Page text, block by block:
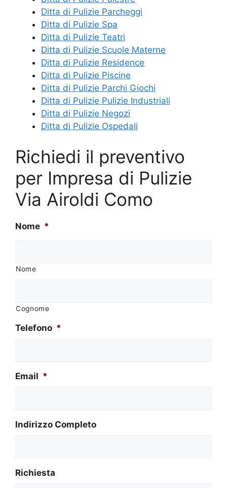
Ditta di Pulizie Parcheggi
Ditta di Pulizie Spa
Ditta di Pulizie Teatri
Ditta di Pulizie Scuole Materne
Ditta di Pulizie Residence
Ditta di Pulizie Piscine
Ditta di Pulizie Parchi Giochi
Ditta di Pulizie Pulizie Industriali
Ditta di Pulizie Negozi
Ditta di Pulizie Ospedali
Richiedi il preventivo
per Impresa di Pulizie
Via Airoldi Como
Nome *
Nome
Cognome
Telefono *
Email *
Indirizzo Completo
Richiesta